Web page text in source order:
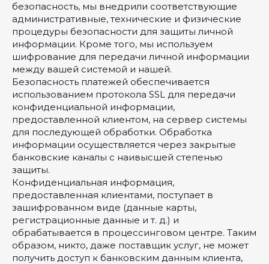
безопасность, мы внедрили соответствующие
административные, технические и физические
процедуры безопасности для защиты личной
информации. Кроме того, мы используем
шифрование для передачи личной информации
между вашей системой и нашей.
Безопасность платежей обеспечивается
использованием протокола SSL для передачи
конфиденциальной информации,
предоставленной клиентом, на сервер системы
для последующей обработки. Обработка
информации осуществляется через закрытые
банковские каналы с наивысшей степенью
защиты.
Конфиденциальная информация,
предоставленная клиентами, поступает в
зашифрованном виде (данные карты,
регистрационные данные и т. д.) и
обрабатывается в процессинговом центре. Таким
образом, никто, даже поставщик услуг, не может
получить доступ к банковским данным клиента,